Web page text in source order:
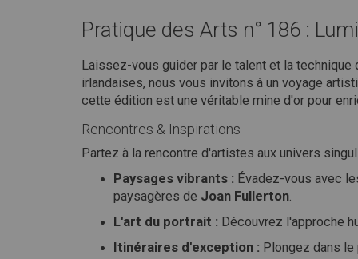
Pratique des Arts n° 186 :
Laissez-vous guider par le talent et la technique
irlandaises, nous vous invitons à un voyage
cette édition est une véritable mine d'or pour
Rencontres & Inspirations
Partez à la rencontre d'artistes aux univers
Paysages vibrants : Évadez-vous avec
paysagères de Joan Fullerton.
L'art du portrait : Découvrez l'approche
Itinéraires d'exception : Plongez dans le